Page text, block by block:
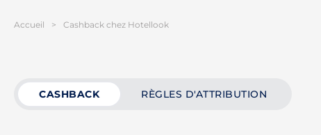
Accueil > Cashback chez Hotellook
CASHBACK RÈGLES D'ATTRIBUTION